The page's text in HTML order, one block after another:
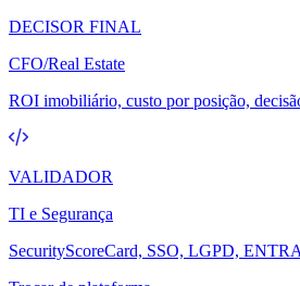
DECISOR FINAL
CFO/Real Estate
ROI imobiliário, custo por posição,
VALIDADOR
TI e Segurança
SecurityScoreCard, SSO, LGPD,